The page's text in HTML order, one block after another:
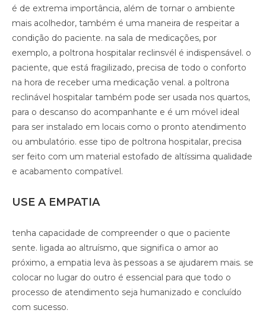
é de extrema importância, além de tornar o ambiente
mais acolhedor, também é uma maneira de respeitar a
condição do paciente. na sala de medicações, por
exemplo, a poltrona hospitalar reclinsvél é indispensável. o
paciente, que está fragilizado, precisa de todo o conforto
na hora de receber uma medicação venal. a poltrona
reclinável hospitalar também pode ser usada nos quartos,
para o descanso do acompanhante e é um móvel ideal
para ser instalado em locais como o pronto atendimento
ou ambulatório. esse tipo de poltrona hospitalar, precisa
ser feito com um material estofado de altíssima qualidade
e acabamento compatível.
USE A EMPATIA
tenha capacidade de compreender o que o paciente
sente. ligada ao altruísmo, que significa o amor ao
próximo, a empatia leva às pessoas a se ajudarem mais. se
colocar no lugar do outro é essencial para que todo o
processo de atendimento seja humanizado e concluído
com sucesso.